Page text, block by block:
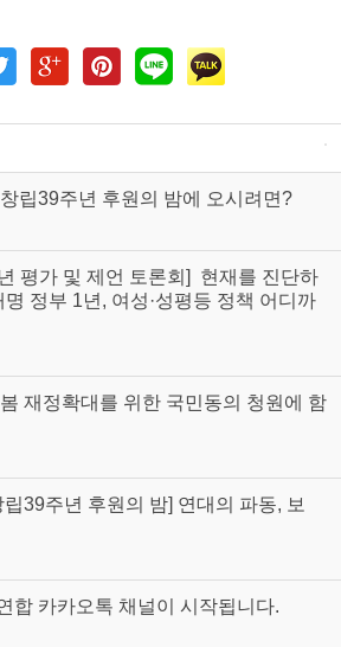
립39주년 후원의 밤에 오시려면?
평가 및 제언 토론회] 현재를 진단하
정부 1년, 여성·성평등 정책 어디까
재정확대를 위한 국민동의 청원에 함
39주년 후원의 밤] 연대의 파동, 보
합 카카오톡 채널이 시작됩니다.